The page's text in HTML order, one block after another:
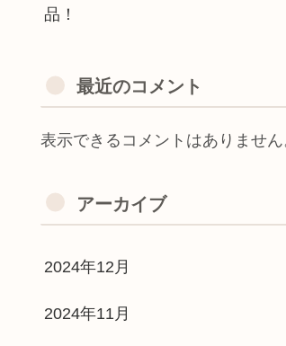
品！
最近のコメント
表示できるコメントはありません
アーカイブ
2024年12月
2024年11月